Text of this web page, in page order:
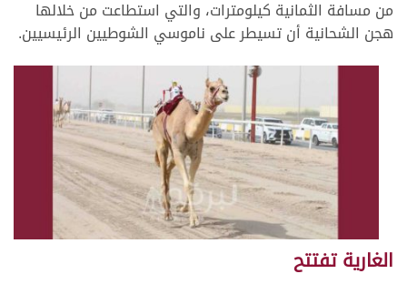
من مسافة الثمانية كيلومترات، والتي استطاعت من خلالها
هجن الشحانية أن تسيطر على ناموسي الشوطيين الرئيسيين.
الغارية تفتتح